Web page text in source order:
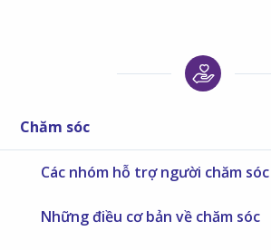
Chăm sóc
Các nhóm hỗ trợ người chăm sóc
Những điều cơ bản về chăm sóc